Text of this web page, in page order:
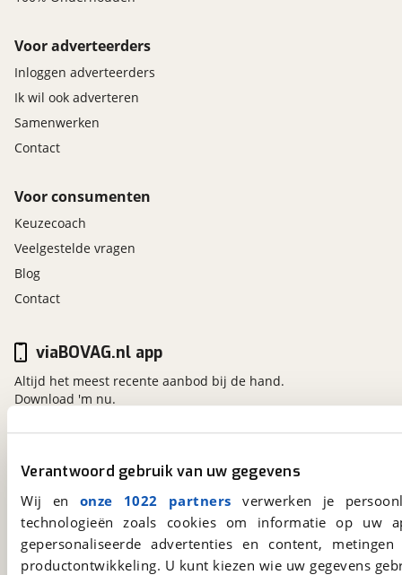
Verantwoord gebruik van uw gegevens
Wij en onze 1022 partners verwerken je
technologieën zoals cookies om informatie op
gepersonaliseerde advertenties en content,
productontwikkeling. U kunt kiezen wie uw gegevens
Voor adverteerders
Inloggen adverteerders
Ik wil ook adverteren
Samenwerken
Contact
Voor consumenten
Keuzecoach
Veelgestelde vragen
Blog
Contact
viaBOVAG.nl
Kosterijland15
3981 AJ
Bunnik
Een initiatief van
BOVAG
viaBOVAG.nl app
Altijd het meest recente aanbod bij de hand.
Download 'm nu.